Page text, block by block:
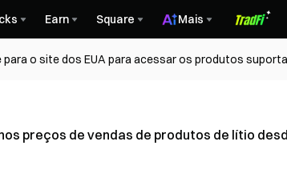
Earn Square Mais
o site dos EUA para acessar os produtos
preços de vendas de produtos de lítio